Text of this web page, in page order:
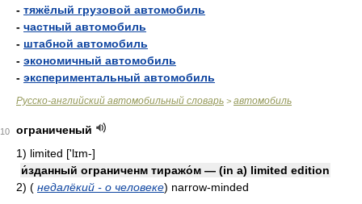
- тяжёлый грузовой автомобиль
- частный автомобиль
- штабной автомобиль
- экономичный автомобиль
- экспериментальный автомобиль
Русско-английский автомобильный словарь > автомобиль
10
ограниченый
1) limited ['lɪm-]
и́зданный ограниченм тиражо́м — (in a) limited edition
2) ( недалёкий - о человеке) narrow-minded